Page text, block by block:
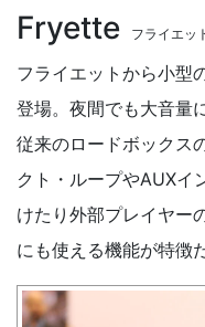
Fryette フライエッ
フライエットから小型
登場。夜間でも大音量
従来のロードボックス
クト・ループやAUXイ
けたり外部プレイヤー
にも使える機能が特徴だ